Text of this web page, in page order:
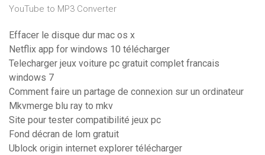
YouTube to MP3 Converter
Effacer le disque dur mac os x
Netflix app for windows 10 télécharger
Telecharger jeux voiture pc gratuit complet francais
windows 7
Comment faire un partage de connexion sur un ordinateur
Mkvmerge blu ray to mkv
Site pour tester compatibilité jeux pc
Fond décran de lom gratuit
Ublock origin internet explorer télécharger